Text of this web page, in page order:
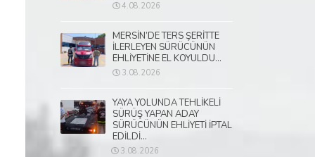
4.08.2026
MERSİN’DE TERS ŞERİTTE
İLERLEYEN SÜRÜCÜNÜN
EHLİYETİNE EL KOYULDU...
3.08.2026
YAYA YOLUNDA TEHLİKELİ
SÜRÜŞ YAPAN ADAY
SÜRÜCÜNÜN EHLİYETİ İPTAL
EDİLDİ...
3.08.2026